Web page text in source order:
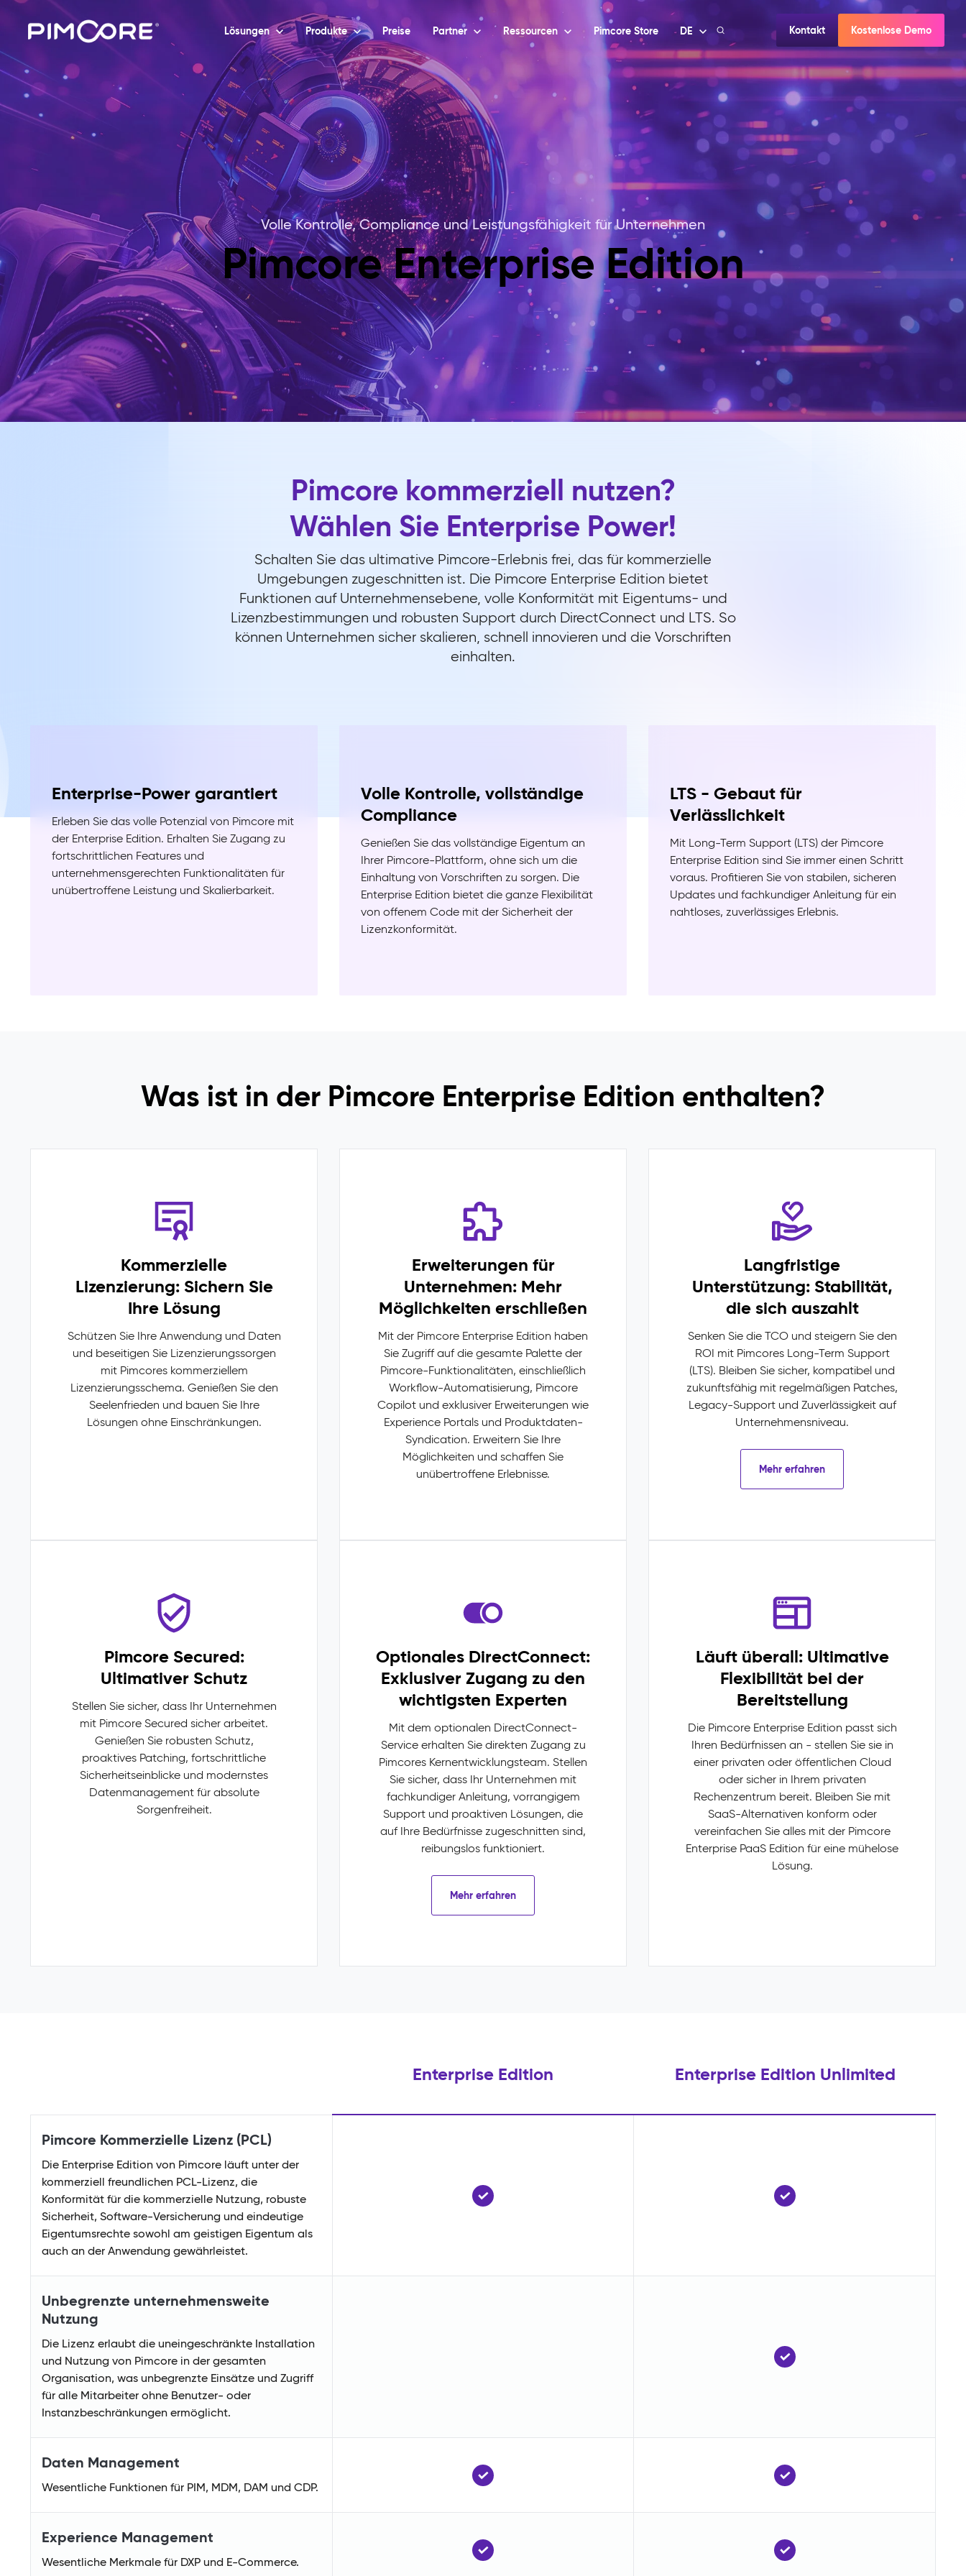
Lösungen Produkte Preise Partner Ressourcen Pimcore Store DE Kontakt Kostenlose Demo
Volle Kontrolle, Compliance und Leistungsfähigkeit für Unternehmen
Pimcore Enterprise Edition
Pimcore kommerziell nutzen?
Wählen Sie Enterprise Power!
Schalten Sie das ultimative Pimcore-Erlebnis frei, das für kommerzielle
Umgebungen zugeschnitten ist. Die Pimcore Enterprise Edition bietet
Funktionen auf Unternehmensebene, volle Konformität mit Eigentums- und
Lizenzbestimmungen und robusten Support durch DirectConnect und LTS. So
können Unternehmen sicher skalieren, schnell innovieren und die Vorschriften
einhalten.
Enterprise-Power garantiert
Erleben Sie das volle Potenzial von Pimcore mit
der Enterprise Edition. Erhalten Sie Zugang zu
fortschrittlichen Features und
unternehmensgerechten Funktionalitäten für
unübertroffene Leistung und Skalierbarkeit.
Volle Kontrolle, vollständige
Compliance
Genießen Sie das vollständige Eigentum an
Ihrer Pimcore-Plattform, ohne sich um die
Einhaltung von Vorschriften zu sorgen. Die
Enterprise Edition bietet die ganze Flexibilität
von offenem Code mit der Sicherheit der
Lizenzkonformität.
LTS - Gebaut für
Verlässlichkeit
Mit Long-Term Support (LTS) der Pimcore
Enterprise Edition sind Sie immer einen Schritt
voraus. Profitieren Sie von stabilen, sicheren
Updates und fachkundiger Anleitung für ein
nahtloses, zuverlässiges Erlebnis.
Was ist in der Pimcore Enterprise Edition enthalten?
Kommerzielle
Lizenzierung: Sichern Sie
Ihre Lösung
Schützen Sie Ihre Anwendung und Daten
und beseitigen Sie Lizenzierungssorgen
mit Pimcores kommerziellem
Lizenzierungsschema. Genießen Sie den
Seelenfrieden und bauen Sie Ihre
Lösungen ohne Einschränkungen.
Erweiterungen für
Unternehmen: Mehr
Möglichkeiten erschließen
Mit der Pimcore Enterprise Edition haben
Sie Zugriff auf die gesamte Palette der
Pimcore-Funktionalitäten, einschließlich
Workflow-Automatisierung, Pimcore
Copilot und exklusiver Erweiterungen wie
Experience Portals und Produktdaten-
Syndication. Erweitern Sie Ihre
Möglichkeiten und schaffen Sie
unübertroffene Erlebnisse.
Langfristige
Unterstützung: Stabilität,
die sich auszahlt
Senken Sie die TCO und steigern Sie den
ROI mit Pimcores Long-Term Support
(LTS). Bleiben Sie sicher, kompatibel und
zukunftsfähig mit regelmäßigen Patches,
Legacy-Support und Zuverlässigkeit auf
Unternehmensniveau.
Mehr erfahren
Pimcore Secured:
Ultimativer Schutz
Stellen Sie sicher, dass Ihr Unternehmen
mit Pimcore Secured sicher arbeitet.
Genießen Sie robusten Schutz,
proaktives Patching, fortschrittliche
Sicherheitseinblicke und modernstes
Datenmanagement für absolute
Sorgenfreiheit.
Optionales DirectConnect:
Exklusiver Zugang zu den
wichtigsten Experten
Mit dem optionalen DirectConnect-
Service erhalten Sie direkten Zugang zu
Pimcores Kernentwicklungsteam. Stellen
Sie sicher, dass Ihr Unternehmen mit
fachkundiger Anleitung, vorrangigem
Support und proaktiven Lösungen, die
auf Ihre Bedürfnisse zugeschnitten sind,
reibungslos funktioniert.
Mehr erfahren
Läuft überall: Ultimative
Flexibilität bei der
Bereitstellung
Die Pimcore Enterprise Edition passt sich
Ihren Bedürfnissen an - stellen Sie sie in
einer privaten oder öffentlichen Cloud
oder sicher in Ihrem privaten
Rechenzentrum bereit. Bleiben Sie mit
SaaS-Alternativen konform oder
vereinfachen Sie alles mit der Pimcore
Enterprise PaaS Edition für eine mühelose
Lösung.
Enterprise Edition Enterprise Edition Unlimited
Pimcore Kommerzielle Lizenz (PCL)
Die Enterprise Edition von Pimcore läuft unter der
kommerziell freundlichen PCL-Lizenz, die
Konformität für die kommerzielle Nutzung, robuste
Sicherheit, Software-Versicherung und eindeutige
Eigentumsrechte sowohl am geistigen Eigentum als
auch an der Anwendung gewährleistet.
Unbegrenzte unternehmensweite
Nutzung
Die Lizenz erlaubt die uneingeschränkte Installation
und Nutzung von Pimcore in der gesamten
Organisation, was unbegrenzte Einsätze und Zugriff
für alle Mitarbeiter ohne Benutzer- oder
Instanzbeschränkungen ermöglicht.
Daten Management
Wesentliche Funktionen für PIM, MDM, DAM und CDP.
Experience Management
Wesentliche Merkmale für DXP und E-Commerce.